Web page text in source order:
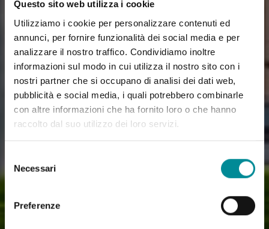
Questo sito web utilizza i cookie
Utilizziamo i cookie per personalizzare contenuti ed
annunci, per fornire funzionalità dei social media e per
analizzare il nostro traffico. Condividiamo inoltre
informazioni sul modo in cui utilizza il nostro sito con i
nostri partner che si occupano di analisi dei dati web,
pubblicità e social media, i quali potrebbero combinarle
con altre informazioni che ha fornito loro o che hanno
raccolto dal suo utilizzo dei loro servizi.
delNecessari
Preferenze